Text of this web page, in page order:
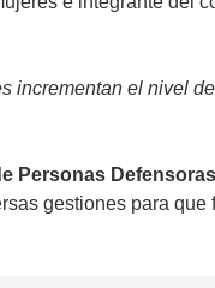
incrementan el nivel
Personas
gestiones para